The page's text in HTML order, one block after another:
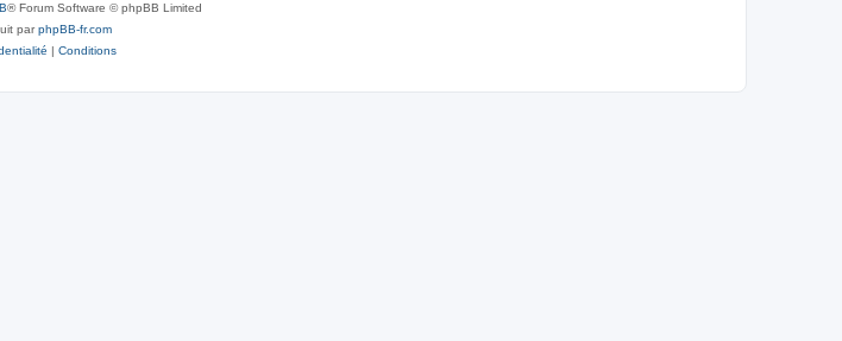
® Forum Software © phpBB Limited
parphpBB-fr.com
| Conditions